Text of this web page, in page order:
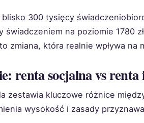
300 tysięcy
świadczeniem na poziomie 1780
zmiana, która realnie wpływa
renta socjalna vs
zestawia kluczowe różnice
wysokość i zasady